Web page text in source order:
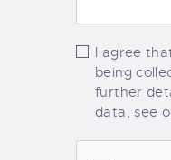
I agree
being
further
data, see